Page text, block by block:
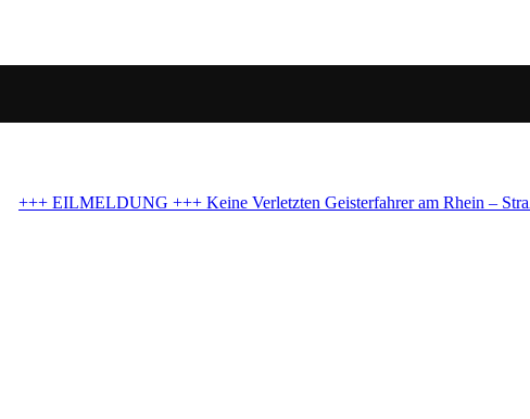
– Straßensperrung in Köln